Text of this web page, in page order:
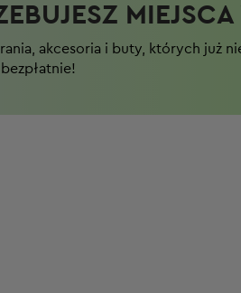
akcesoria i buty, których już